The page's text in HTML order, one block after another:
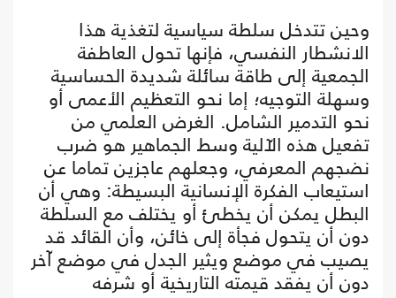
وحين تتدخل سلطة سياسية لتغذية هذا
الانشطار النفسي، فإنها تحول العاطفة
الجمعية إلى طاقة سائلة شديدة الحساسية
وسهلة التوجيه؛ إما نحو التعظيم الأعمى أو
نحو التدمير الشامل. الغرض العلمي من
تفعيل هذه الآلية وسط الجماهير هو ضرب
نضجهم المعرفي، وجعلهم عاجزين تماما عن
استيعاب الفكرة الإنسانية البسيطة: وهي أن
البطل يمكن أن يخطئ أو يختلف مع السلطة
دون أن يتحول فجأة إلى خائن، وأن القائد قد
يصيب في موضع ويثير الجدل في موضع آخر
دون أن يفقد قيمته التاريخية أو شرفه